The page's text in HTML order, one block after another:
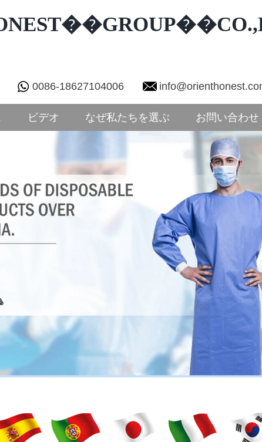
0086-18627104006
ビデオ なぜ私たちを選ぶ お問い合わせ